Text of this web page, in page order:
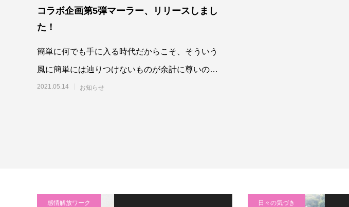
コラボ企画第5弾マーラー、リリースしまし
た！
簡単に何でも手に入る時代だからこそ、そういう
風に簡単には辿りつけないものが余計に尊いので
す。最終章のマーラーは、そんな歩みを行く人の
2021.05.14 お知らせ
感情解放ワーク 日々の気づき